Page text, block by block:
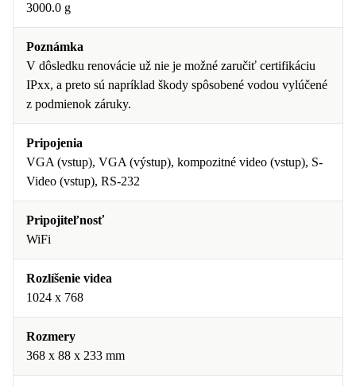
3000.0 g
Poznámka
V dôsledku renovácie už nie je možné zaručiť certifikáciu
IPxx, a preto sú napríklad škody spôsobené vodou vylúčené
z podmienok záruky.
Pripojenia
VGA (vstup), VGA (výstup), kompozitné video (vstup), S-
Video (vstup), RS-232
Pripojiteľnosť
WiFi
Rozlíšenie videa
1024 x 768
Rozmery
368 x 88 x 233 mm